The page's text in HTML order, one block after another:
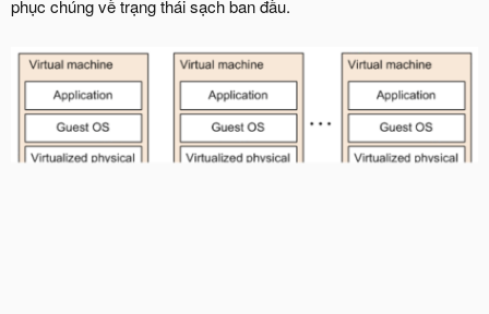
phục chúng về trạng thái sạch ban đầu.